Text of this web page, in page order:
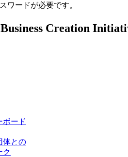
ワードが必要です。
ボード
体との
ク